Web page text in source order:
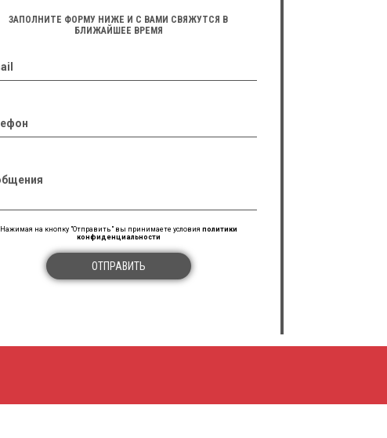
ЗАПОЛНИТЕ ФОРМУ НИЖЕ И С ВАМИ СВЯЖУТСЯ В
БЛИЖАЙШЕЕ ВРЕМЯ
Нажимая на кнопку "Отправить" вы принимаете условия политики
конфиденциальности
ОТПРАВИТЬ